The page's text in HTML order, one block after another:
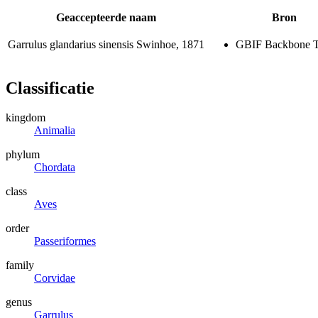
Geaccepteerde naam Bron
Garrulus glandarius sinensis Swinhoe, 1871 GBIF Backbone
Classificatie
kingdom
Animalia
phylum
Chordata
class
Aves
order
Passeriformes
family
Corvidae
genus
Garrulus